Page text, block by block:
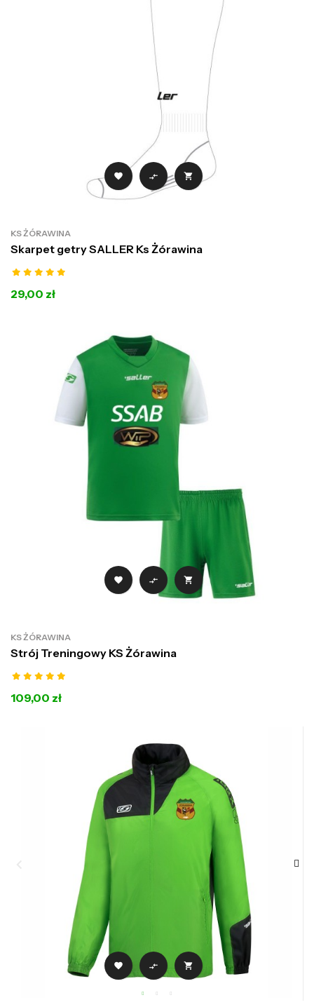
  
KS ŻÓRAWINA
Skarpet getry SALLER Ks Żórawina
29,00 zł
  
KS ŻÓRAWINA
Strój Treningowy KS Żórawina
109,00 zł
  